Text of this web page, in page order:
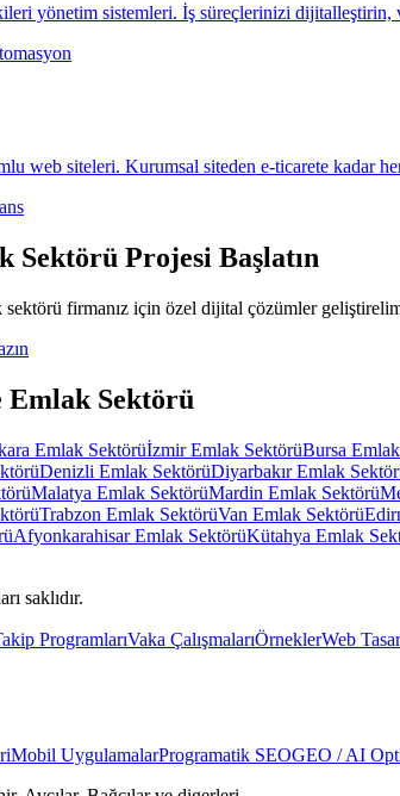
yönetim sistemleri. İş süreçlerinizi
web siteleri. Kurumsal siteden e-ticarete kadar
Sektörü Projesi Başlatın
sektörü firmanız için özel dijital çözümler
Emlak Sektörü
Emlak Sektörüİzmir Emlak SektörüBursa
Denizli Emlak SektörüDiyarbakır Emlak
Malatya Emlak SektörüMardin Emlak Sektörü
Trabzon Emlak SektörüVan Emlak Sektörü
Afyonkarahisar Emlak SektörüKütahya Emlak
saklıdır.
ProgramlarıVaka ÇalışmalarıÖrneklerWeb
Mobil UygulamalarProgramatik SEOGEO / AI